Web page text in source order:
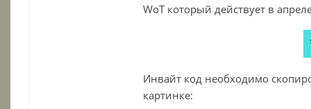
WoT который действует в
Инвайт код необходимо
картинке: